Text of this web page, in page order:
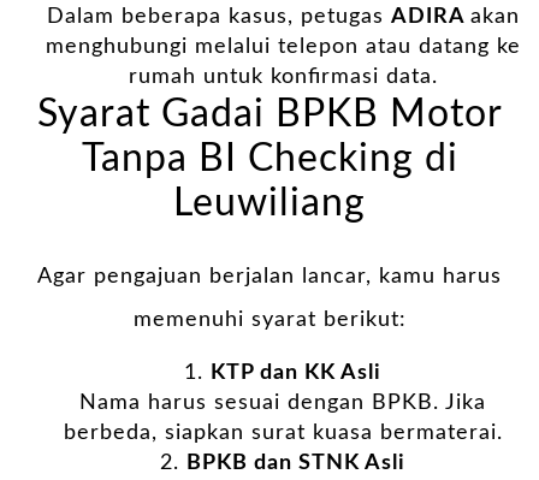
Dalam beberapa kasus, petugas ADIRA akan
menghubungi melalui telepon atau datang ke
rumah untuk konfirmasi data.
Syarat Gadai BPKB Motor
Tanpa BI Checking di
Leuwiliang
Agar pengajuan berjalan lancar, kamu harus
memenuhi syarat berikut:
KTP dan KK Asli
Nama harus sesuai dengan BPKB. Jika
berbeda, siapkan surat kuasa bermaterai.
BPKB dan STNK Asli